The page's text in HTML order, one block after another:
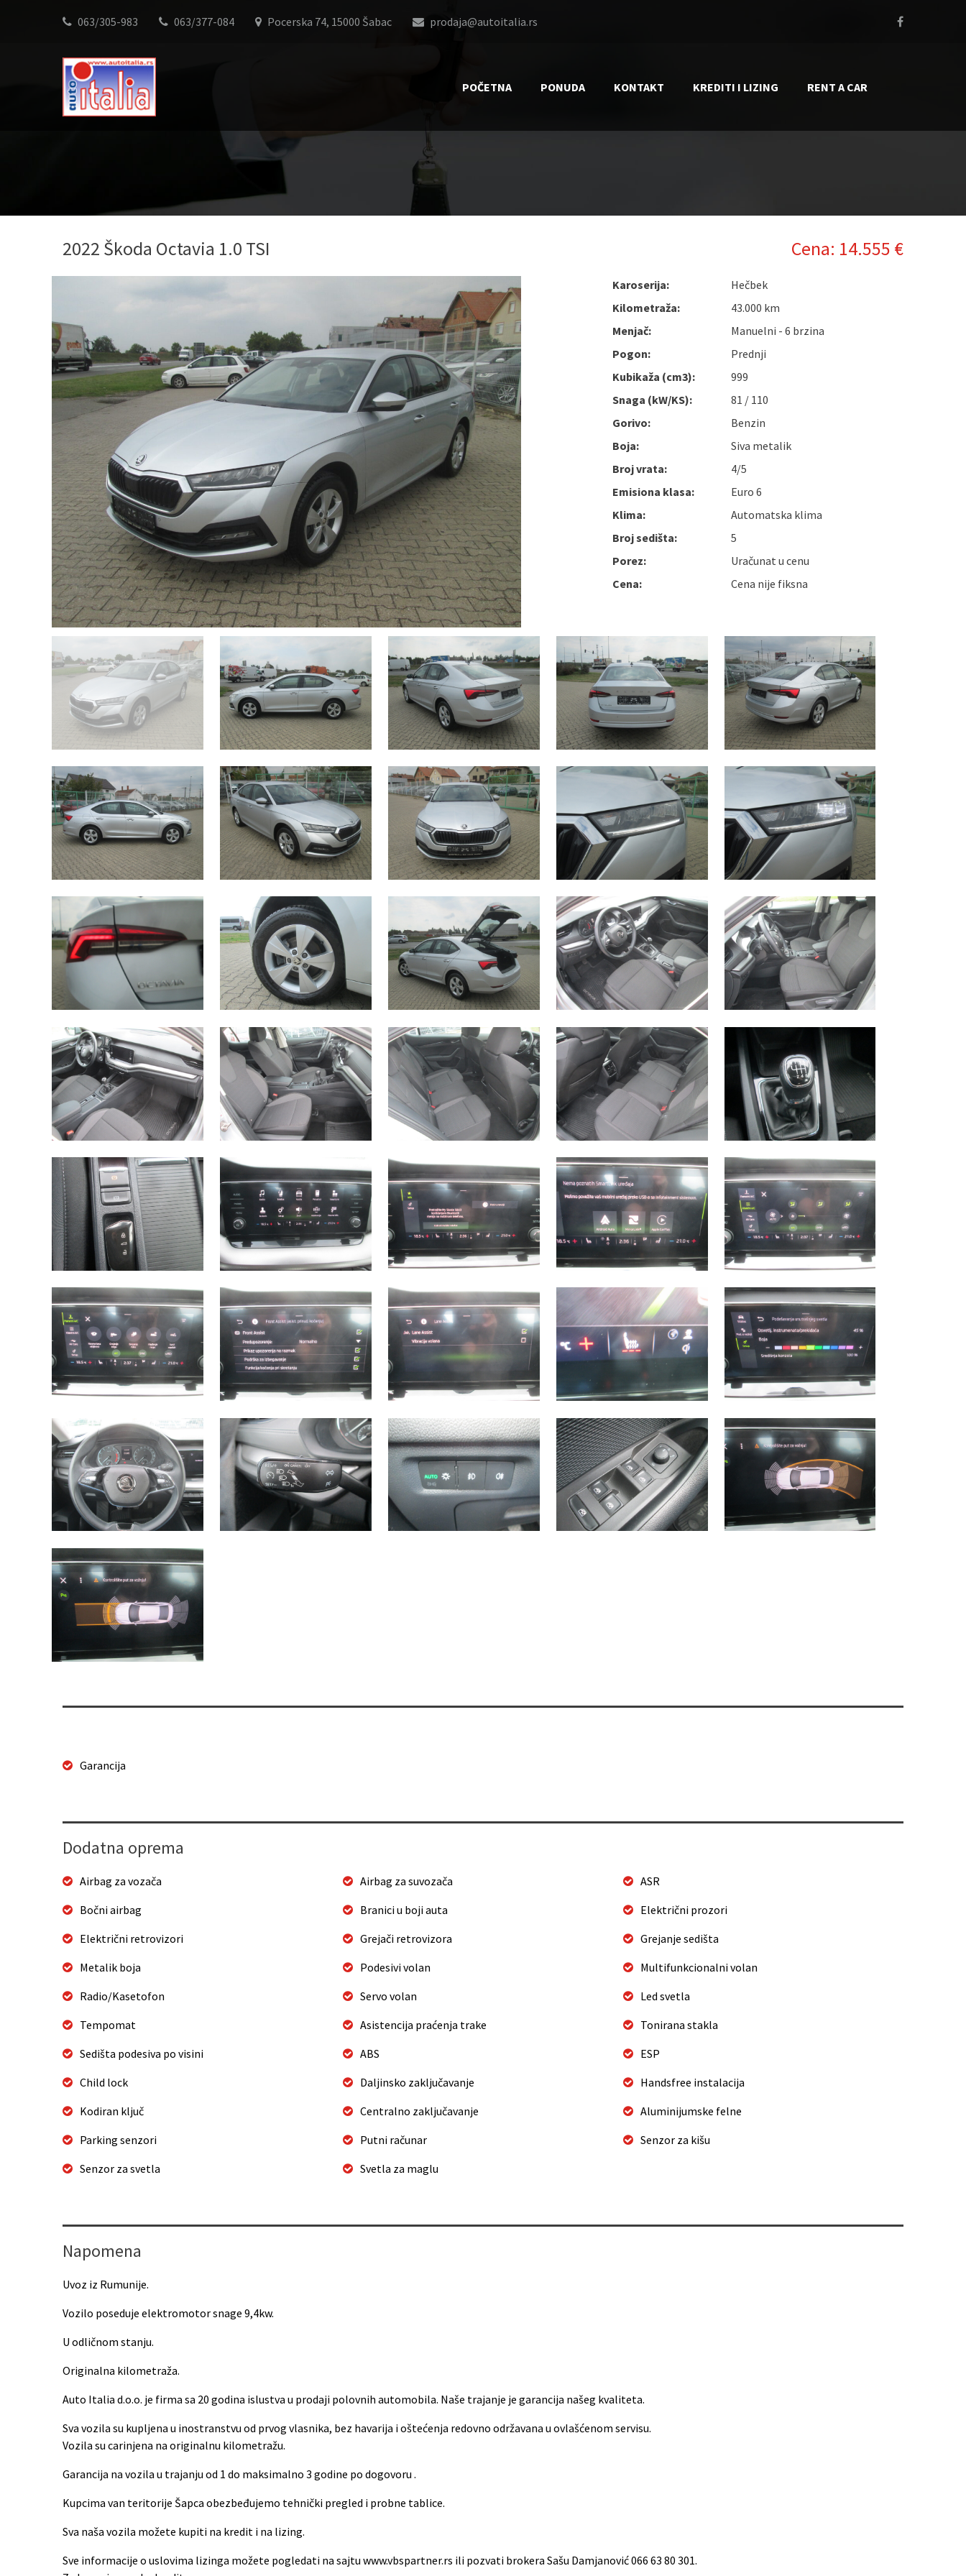
063/305-983 063/377-084 Pocerska 74, 15000 Šabac prodaja@autoitalia.rs
POČETNA PONUDA KONTAKT KREDITI I LIZING RENT A CAR
2022 Škoda Octavia 1.0 TSI Cena: 14.555 €
Karoserija:
Hečbek
Kilometraža:
43.000 km
Menjač:
Manuelni - 6 brzina
Pogon:
Prednji
Kubikaža (cm3):
999
Snaga (kW/KS):
81 / 110
Gorivo:
Benzin
Boja:
Siva metalik
Broj vrata:
4/5
Emisiona klasa:
Euro 6
Klima:
Automatska klima
Broj sedišta:
5
Porez:
Uračunat u cenu
Cena:
Cena nije fiksna
Garancija
Dodatna oprema
Airbag za vozača Airbag za suvozača
ASR
Bočni airbag
Branici u boji auta
Električni prozori
Električni retrovizori
Grejači retrovizora
Grejanje sedišta
Metalik boja
Podesivi volan
Multifunkcionalni volan
Radio/Kasetofon
Servo volan
Led svetla
Tempomat
Asistencija praćenja trake
Tonirana stakla
Sedišta podesiva po visini
ABS
ESP
Child lock
Daljinsko zaključavanje
Handsfree instalacija
Kodiran ključ
Centralno zaključavanje
Aluminijumske felne
Parking senzori
Putni računar
Senzor za kišu
Senzor za svetla
Svetla za maglu
Napomena
Uvoz iz Rumunije.
Vozilo poseduje elektromotor snage 9,4kw.
U odličnom stanju.
Originalna kilometraža.
Auto Italia d.o.o. je firma sa 20 godina islustva u prodaji polovnih automobila. Naše trajanje je garancija našeg kvaliteta.
Sva vozila su kupljena u inostranstvu od prvog vlasnika, bez havarija i oštećenja redovno održavana u ovlašćenom servisu.
Vozila su carinjena na originalnu kilometražu.
Garancija na vozila u trajanju od 1 do maksimalno 3 godine po dogovoru .
Kupcima van teritorije Šapca obezbeđujemo tehnički pregled i probne tablice.
Sva naša vozila možete kupiti na kredit i na lizing.
Sve informacije o uslovima lizinga možete pogledati na sajtu www.vbspartner.rs ili pozvati brokera Sašu Damjanović 066 63 80 301.